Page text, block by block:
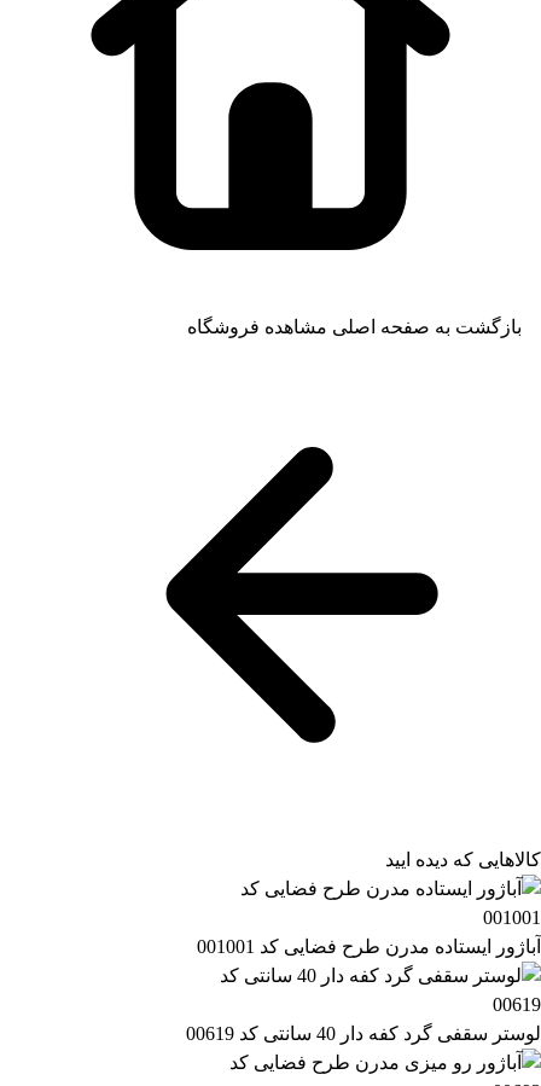
بازگشت به صفحه اصلی مشاهده فروشگاه
کالاهایی که دیده ایید
آباژور ایستاده مدرن طرح فضایی کد 001001
لوستر سقفی گرد کفه دار 40 سانتی کد 00619